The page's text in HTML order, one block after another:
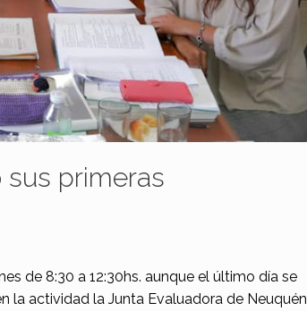
sus primeras
de 8:30 a 12:30hs. aunque el último día se
la actividad la Junta Evaluadora de Neuquén